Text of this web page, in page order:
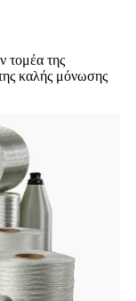
τομέα της
καλής μόνωσης